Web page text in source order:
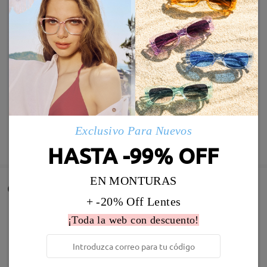
Comentarios de Clientes
Comparta su experiencia de compra para ayudar a otros a
obtener gafas satisfechas
Deje su comentario
Exclusivo Para Nuevos
HASTA -99% OFF
EN MONTURAS
+ -20% Off Lentes
¡Toda la web con descuento!